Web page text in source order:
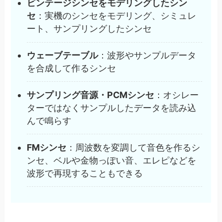
ビンテージシンセをモデリングしたシン
セ ：実機のシンセをモデリング、シミュレ
ート、サンプリングしたシンセ
ウェーブテーブル：波形やサンプルデータ
を合成して作るシンセ
サンプリング音源・PCMシンセ ：オシレー
ターではなくサンプルしたデータを読み込
んで鳴らす
FMシンセ ：周波数を変調して音色を作るシ
ンセ、ベルや金物っぽい音、エレピなどを
波形で再現することもできる